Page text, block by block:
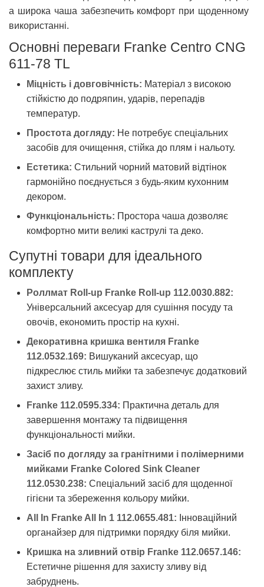
а широка чаша забезпечить комфорт при щоденному
використанні.
Основні переваги Franke Centro CNG
611-78 TL
Міцність і довговічність: Матеріал з високою
стійкістю до подряпин, ударів, перепадів
температур.
Простота догляду: Не потребує спеціальних
засобів для очищення, стійка до плям і нальоту.
Естетика: Стильний чорний матовий відтінок
гармонійно поєднується з будь-яким кухонним
декором.
Функціональність: Простора чаша дозволяє
комфортно мити великі каструлі та деко.
Супутні товари для ідеального
комплекту
Роллмат Roll-up Franke Roll-up 112.0030.882:
Універсальний аксесуар для сушіння посуду та
овочів, економить простір на кухні.
Декоративна кришка вентиля Franke
112.0532.169: Вишуканий аксесуар, що
підкреслює стиль мийки та забезпечує додатковий
захист зливу.
Franke 112.0595.334: Практична деталь для
завершення монтажу та підвищення
функціональності мийки.
Засіб по догляду за гранітними і полімерними
мийками Franke Colored Sink Cleaner
112.0530.238: Спеціальний засіб для щоденної
гігієни та збереження кольору мийки.
All In Franke All In 1 112.0655.481: Інноваційний
органайзер для підтримки порядку біля мийки.
Кришка на зливний отвір Franke 112.0657.146:
Естетичне рішення для захисту зливу від
забруднень.